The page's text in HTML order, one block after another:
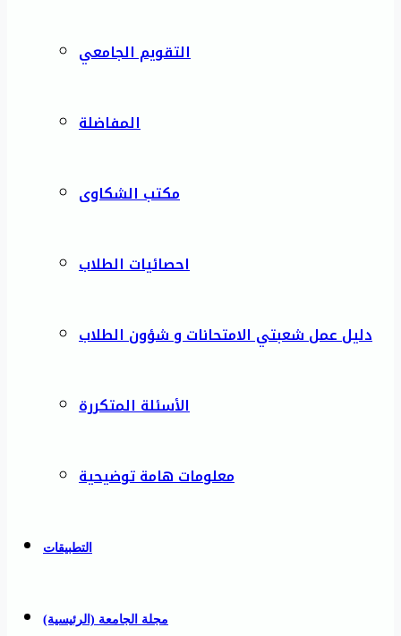
التقويم الجامعي
المفاضلة
مكتب الشكاوى
احصائيات الطلاب
دليل عمل شعبتي الامتحانات و شؤون الطلاب
الأسئلة المتكررة
معلومات هامة توضيحية
التطبيقات
مجلة الجامعة (الرئيسية)